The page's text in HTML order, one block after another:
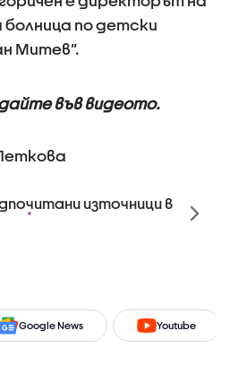
по детски
Митев”.
във видеото.
източници в
Google News Youtube